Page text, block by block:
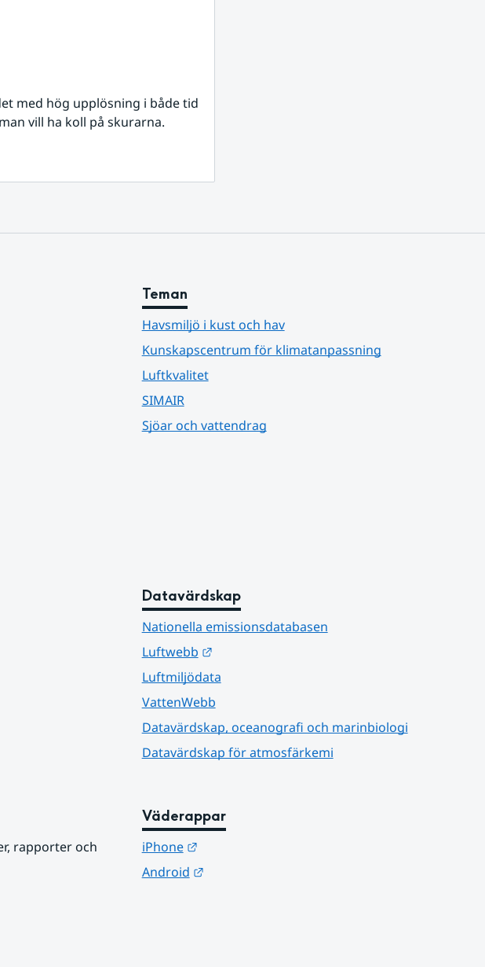
med hög upplösning i både tid
vill ha koll på skurarna.
Teman
Havsmiljö i kust och hav
Kunskapscentrum för klimatanpassning
Luftkvalitet
SIMAIR
Sjöar och vattendrag
Datavärdskap
Nationella emissionsdatabasen
Luftwebb
Länk till annan webbplats.
Luftmiljödata
VattenWebb
Datavärdskap, oceanografi och marinbiologi
Datavärdskap för atmosfärkemi
rapporter och
Väderappar
iPhone
Länk till annan webbplats.
Android
Länk till annan webbplats.